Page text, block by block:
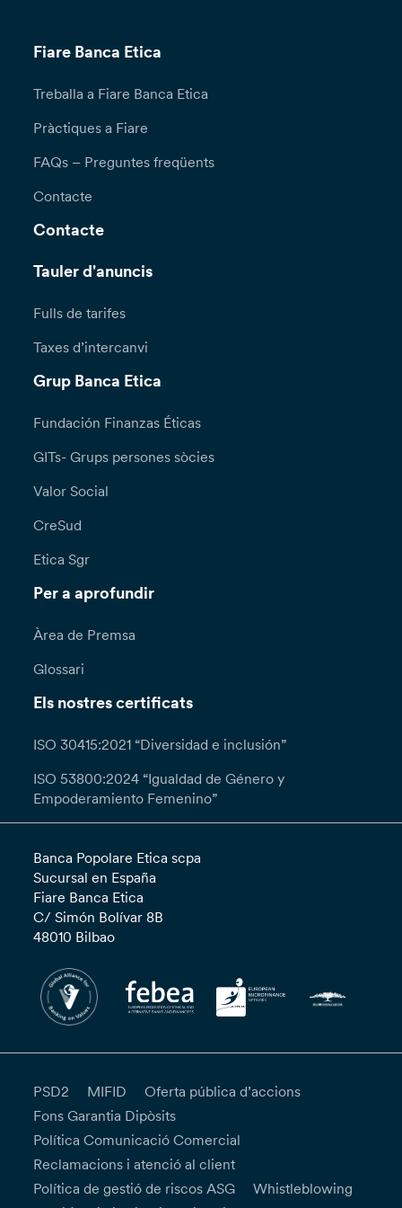
Fiare Banca Etica
Treballa a Fiare Banca Etica
Pràctiques a Fiare
FAQs – Preguntes freqüents
Contacte
Contacte
Tauler d'anuncis
Fulls de tarifes
Taxes d’intercanvi
Grup Banca Etica
Fundación Finanzas Éticas
GITs- Grups persones sòcies
Valor Social
CreSud
Etica Sgr
Per a aprofundir
Àrea de Premsa
Glossari
Els nostres certificats
ISO 30415:2021 “Diversidad e inclusión”
ISO 53800:2024 “Igualdad de Género y
Empoderamiento Femenino”
Banca Popolare Etica scpa
Sucursal en España
Fiare Banca Etica
C/ Simón Bolívar 8B
48010 Bilbao
PSD2 MIFID
Oferta pública d’accions
Fons Garantia Dipòsits
Política Comunicació Comercial
Reclamacions i atenció al client
Política de gestió de riscos ASG
Whistleblowing